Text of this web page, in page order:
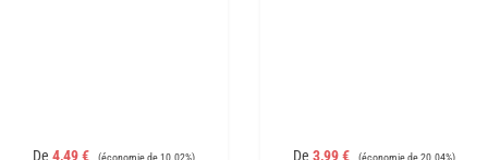
Prix de vente :
De 4,49 € Prix régulier :
(économie de 10.02%)
Prix de vente :
De 3,99 € Prix régulier :
(économie de 20.04%)